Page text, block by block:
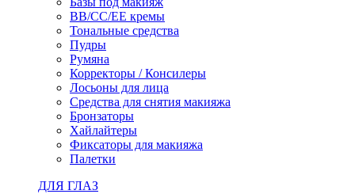
BB/CC/EE кремы
Тональные средства
Пудры
Румяна
Корректоры / Консилеры
Лосьоны для лица
Средства для снятия макияжа
Бронзаторы
Хайлайтеры
Фиксаторы для макияжа
Палетки
ДЛЯ ГЛАЗ